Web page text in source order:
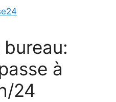
à
24